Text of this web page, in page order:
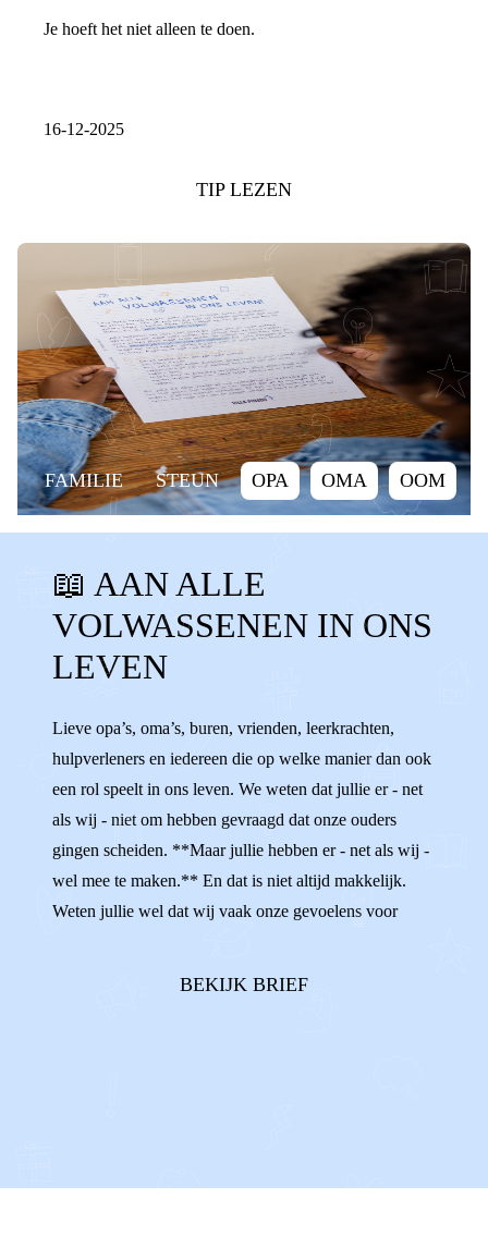
Je hoeft het niet alleen te doen.
16-12-2025
TIP LEZEN
FAMILIE STEUN OPA OMA OOM
TANTE NEEF NICHT BUURMAN
BUURVROUW VRIEND
KANT KIEZEN ONPARTIJDIG STEUN
HELPEN VOLWASSENEN
SLECHT PRATEN FAMILIE
📖 AAN ALLE
VOLWASSENEN IN ONS
LEVEN
Lieve opa’s, oma’s, buren, vrienden, leerkrachten,
hulpverleners en iedereen die op welke manier dan ook
een rol speelt in ons leven. We weten dat jullie er - net
als wij - niet om hebben gevraagd dat onze ouders
gingen scheiden. **Maar jullie hebben er - net als wij -
wel mee te maken.** En dat is niet altijd makkelijk.
Weten jullie wel dat wij vaak onze gevoelens voor
BEKIJK BRIEF